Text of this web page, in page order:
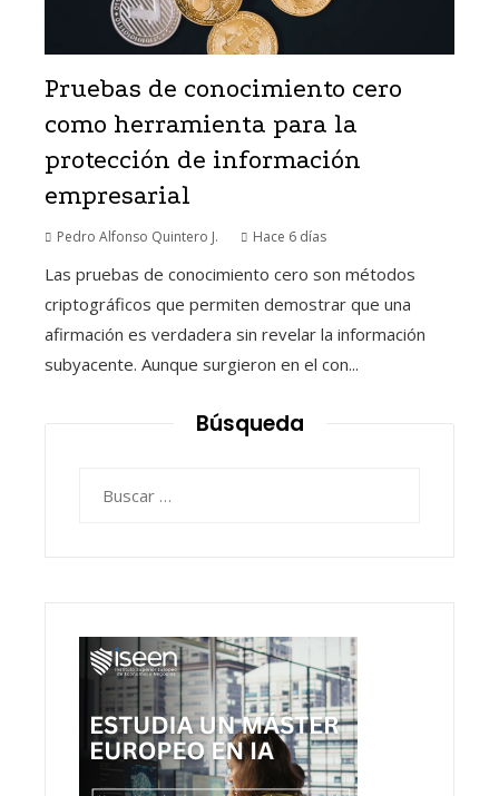
Pruebas de conocimiento cero
como herramienta para la
protección de información
empresarial
Pedro Alfonso Quintero J. Hace 6 días
Las pruebas de conocimiento cero son métodos
criptográficos que permiten demostrar que una
afirmación es verdadera sin revelar la información
subyacente. Aunque surgieron en el con...
Búsqueda